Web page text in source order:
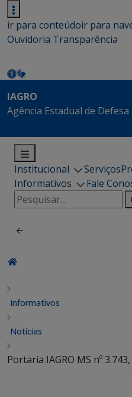
ir para conteúdoir para
Ouvidoria Transparência
IAGRO
Agência Estadual de
Institucional Serviços
Informativos
Fale
Pesquisar
por:
Informativos
Notícias
Portaria IAGRO MS nº